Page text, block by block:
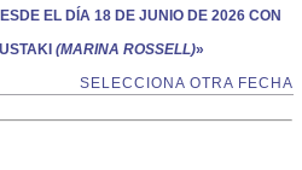
EL DÍA 18 DE JUNIO DE 2026 CON
(MARINA ROSSELL)»
SELECCIONA OTRA FECHA